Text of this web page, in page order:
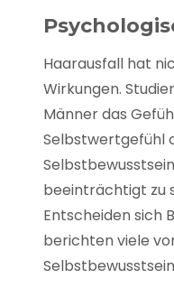
Haarausfall hat
Wirkungen.
Männer das
Selbstwertgefühl
beeinträchtigt zu
Entscheiden sich
berichten viele